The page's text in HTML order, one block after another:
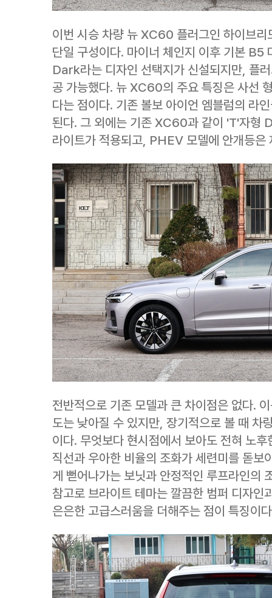
이번 시승 차량 뉴 XC60 플러그인 하이브
단일 구성이다. 마이너 체인지 이후 기본
Dark라는 디자인 선택지가 신설되지만, 플
공 가능했다. 뉴 XC60의 주요 특징은 사선
다는 점이다. 기존 볼보 아이언 엠블럼의 라
된다. 그 외에는 기존 XC60과 같이 'T'자형
라이트가 적용되고, PHEV 모델에 안개등은
전반적으로 기존 모델과 큰 차이점은 없다.
도는 낮아질 수 있지만, 장기적으로 볼 때 차
이다. 무엇보다 현시점에서 보아도 전혀 노
직선과 우아한 비율의 조화가 세련미를 돋
게 뻗어나가는 보닛과 안정적인 루프라인의
참고로 브라이트 테마는 깔끔한 범퍼 디자인
은은한 고급스러움을 더해주는 점이 특징이